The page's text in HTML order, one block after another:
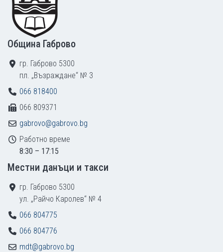
Община Габрово
гр. Габрово 5300
пл. „Възраждане“ № 3
066 818400
066 809371
gabrovo@gabrovo.bg
Работно време
8:30 – 17:15
Местни данъци и такси
гр. Габрово 5300
ул. „Райчо Каролев“ № 4
066 804775
066 804776
mdt@gabrovo.bg